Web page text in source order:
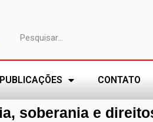
PUBLICAÇÕES CONTATO
soberania e